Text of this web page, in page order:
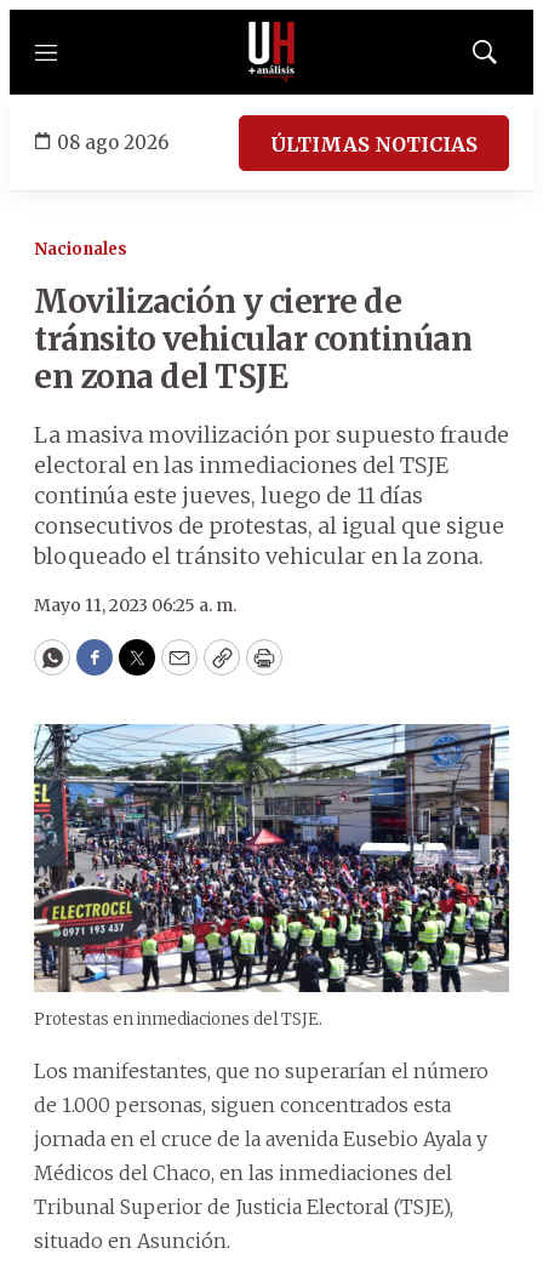
Menú
Mostrar
08 ago 2026 ÚLTIMAS NOTICIAS
Nacionales
Movilización y cierre de
tránsito vehicular continúan
en zona del TSJE
La masiva movilización por supuesto fraude
electoral en las inmediaciones del TSJE
continúa este jueves, luego de 11 días
consecutivos de protestas, al igual que sigue
bloqueado el tránsito vehicular en la zona.
Mayo 11, 2023 06:25 a. m.
WhatsApp
Facebook
Twitter
EmailCopyPrint
Protestas en inmediaciones del TSJE.
Los manifestantes, que no superarían el número
de 1.000 personas, siguen concentrados esta
jornada en el cruce de la avenida Eusebio Ayala y
Médicos del Chaco, en las inmediaciones del
Tribunal Superior de Justicia Electoral (TSJE),
situado en Asunción.